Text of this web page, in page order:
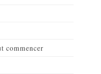
commencer